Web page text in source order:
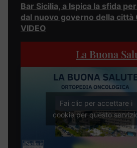
Bar Sicilia, a Ispica la sfida
dal nuovo governo della città
VIDEO
La Buona
Fai clic per accettare i
cookie per questo